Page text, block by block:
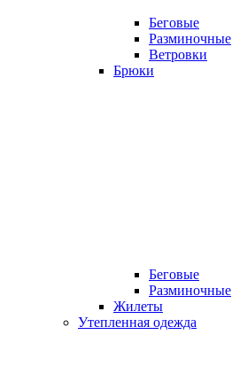
Беговые
Разминочные
Ветровки
Брюки
Беговые
Разминочные
Жилеты
Утепленная одежда